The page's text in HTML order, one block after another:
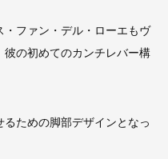
ファン・デル・ローエもヴ
彼の初めてのカンチレバー構
ための脚部デザインとなっ